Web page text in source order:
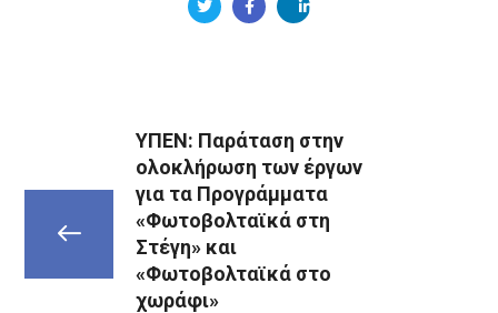
ΥΠΕΝ: Παράταση στην
ολοκλήρωση των έργων
για τα Προγράμματα
«Φωτοβολταϊκά στη
Στέγη» και
«Φωτοβολταϊκά στο
χωράφι»